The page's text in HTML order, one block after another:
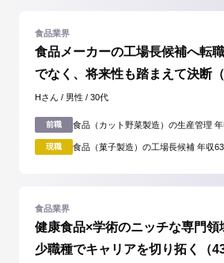
食品業界
食品メーカーの工場長候補へ転
でなく、将来性も踏まえて決断（
Hさん / 男性 / 30代
前職 食品（カット野菜製造）の生産管理
現職 食品（菓子製造）の工場長候補 年収
食品業界
健康食品×学術のニッチな専門領
少職種でキャリアを切り拓く（